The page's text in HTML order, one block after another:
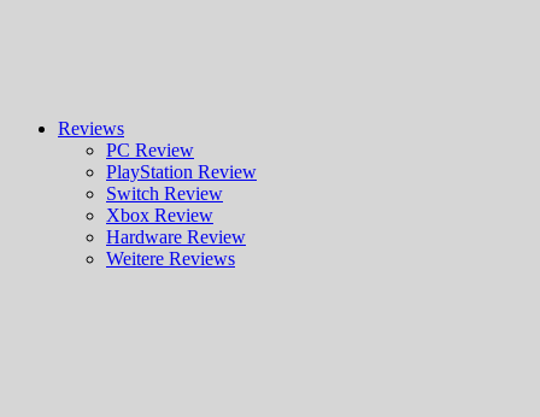
Reviews
PC Review
PlayStation Review
Switch Review
Xbox Review
Hardware Review
Weitere Reviews